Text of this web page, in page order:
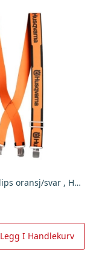
Bukseseler m/klips oransj/svar , Husqvarna
Legg I Handlekurv